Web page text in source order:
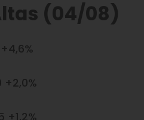
(04/08)
+2,0%
+1,2%